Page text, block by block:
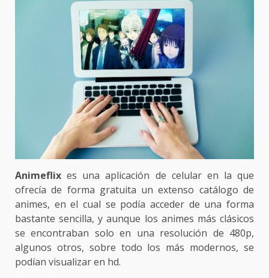
Animeflix es una aplicación de celular en la que
ofrecía de forma gratuita un extenso catálogo de
animes, en el cual se podía acceder de una forma
bastante sencilla, y aunque los animes más clásicos
se encontraban solo en una resolución de 480p,
algunos otros, sobre todo los más modernos, se
podían visualizar en hd.